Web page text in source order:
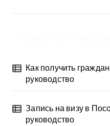
Как получить
руководство
Запись на визу в
руководство